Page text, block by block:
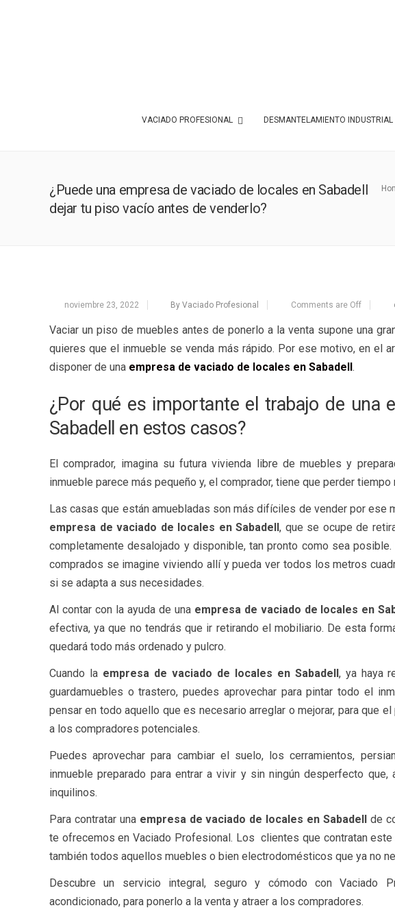
VACIADO PROFESIONAL DESMANTELAMIENTO INDUSTRIAL
¿Puede una empresa de vaciado de locales en Sabadell
dejar tu piso vacío antes de venderlo?
noviembre 23, 2022 By Vaciado Profesional Comments are Off
Vaciar un piso de muebles antes de ponerlo a la venta supone una
quieres que el inmueble se venda más rápido. Por ese motivo, en el
disponer de una empresa de vaciado de locales en Sabadell.
¿Por qué es importante el trabajo de una
Sabadell en estos casos?
El comprador, imagina su futura vivienda libre de muebles y
inmueble parece más pequeño y, el comprador, tiene que perder
Las casas que están amuebladas son más difíciles de vender por ese
empresa de vaciado de locales en Sabadell, que se ocupe de
completamente desalojado y disponible, tan pronto como sea
comprados se imagine viviendo allí y pueda ver todos los metros
si se adapta a sus necesidades.
Al contar con la ayuda de una empresa de vaciado de locales en
efectiva, ya que no tendrás que ir retirando el mobiliario. De esta
quedará todo más ordenado y pulcro.
Cuando la empresa de vaciado de locales en Sabadell, ya haya
guardamuebles o trastero, puedes aprovechar para pintar todo el
pensar en todo aquello que es necesario arreglar o mejorar, para que
a los compradores potenciales.
Puedes aprovechar para cambiar el suelo, los cerramientos,
inmueble preparado para entrar a vivir y sin ningún desperfecto
inquilinos.
Para contratar una empresa de vaciado de locales en Sabadell de
te ofrecemos en Vaciado Profesional. Los clientes que contratan
también todos aquellos muebles o bien electrodomésticos que ya no
Descubre un servicio integral, seguro y cómodo con Vaciado
acondicionado, para ponerlo a la venta y atraer a los compradores.